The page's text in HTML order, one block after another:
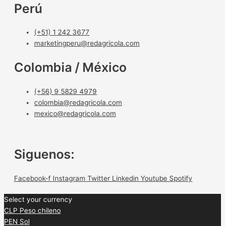
Perú
(+51) 1 242 3677
marketingperu@redagricola.com
Colombia / México
(+56) 9 5829 4979
colombia@redagricola.com
mexico@redagricola.com
Siguenos:
Facebook-f Instagram Twitter Linkedin Youtube Spotify
Select your currency
CLP Peso chileno
PEN Sol